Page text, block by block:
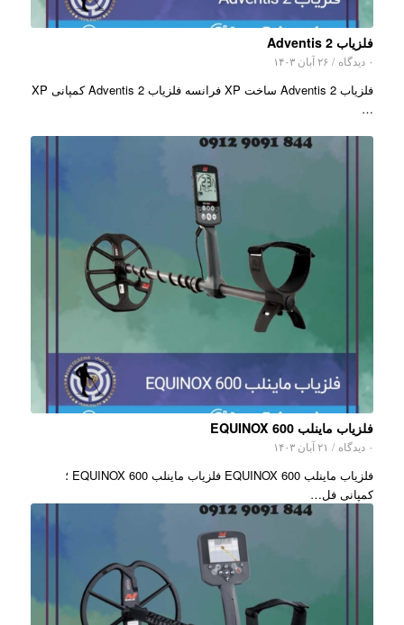
فلزیاب Adventis 2
۰ دیدگاه / ۲۶ آبان ۱۴۰۳
فلزیاب Adventis 2 ساخت XP فرانسه فلزیاب Adventis 2 کمپانی XP
…
فلزیاب ماینلب EQUINOX 600
۰ دیدگاه / ۲۱ آبان ۱۴۰۳
فلزیاب ماینلب EQUINOX 600 فلزیاب ماینلب EQUINOX 600 ؛
کمپانی فل…